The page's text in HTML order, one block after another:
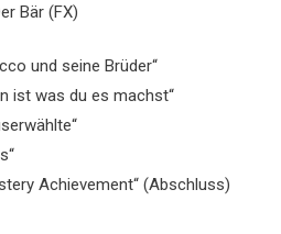
Bär (FX)
und seine Brüder“
ist was du es machst“
Achievement“ (Abschluss)